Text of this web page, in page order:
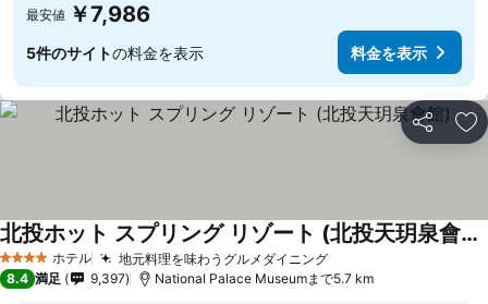
最安値 ￥7,986
5件のサイトの料金を表示 料金を表示
シェア お
4 ホテルのランク
ホテル 地元料理を味わうグルメダイニング料金を表示
北投ホット スプリング リゾート (北投天玥泉會館)
料金を表示
8.4 満足 9,397 National Palace Museumまで5.7 km